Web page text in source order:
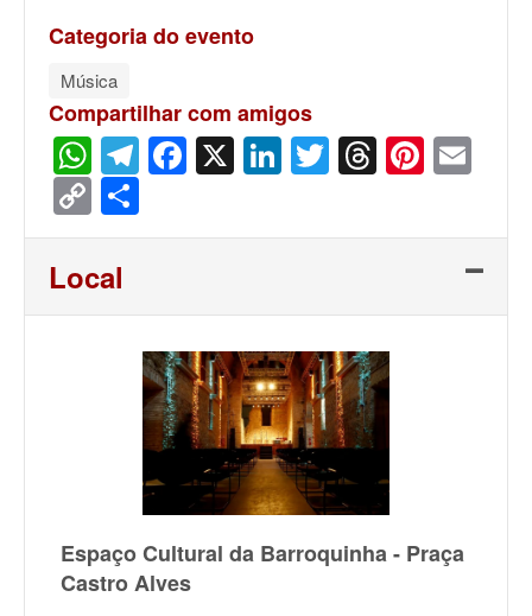
Categoria do evento
Música
Compartilhar com amigos
WhatsApp
Telegram
Facebook
X LinkedIn
Twitter
Threads
Copy
Link
Local
Espaço Cultural da Barroquinha - Praça
Castro Alves